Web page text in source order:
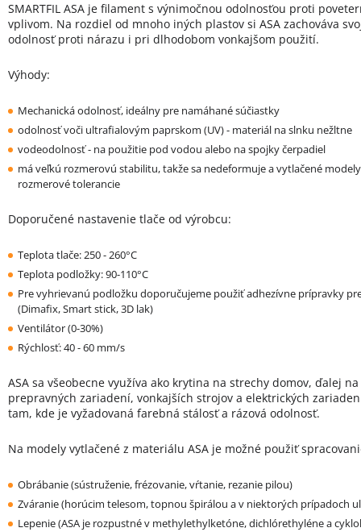
SMARTFIL ASA je filament s výnimočnou odolnosťou proti
vplivom. Na rozdiel od mnoho iných plastov si ASA zachováva
odolnosť proti nárazu i pri dlhodobom vonkajšom použití.
Výhody:
Mechanická odolnosť, ideálny pre namáhané súčiastky
odolnosť voči ultrafialovým paprskom (UV) - materiál na slnku nežltne
vodeodolnosť - na použitie pod vodou alebo na spojky čerpadiel
má veľkú rozmerovú stabilitu, takže sa nedeformuje a vytlačené
rozmerové tolerancie
Doporučené nastavenie tlače od výrobcu:
Teplota tlače: 250 - 260°C
Teplota podložky: 90-110°C
Pre vyhrievanú podložku doporučujeme použiť adhezívne prípravky
(Dimafix, Smart stick, 3D lak)
Ventilátor (0-30%)
Rýchlosť: 40 - 60 mm/s
ASA sa všeobecne využíva ako krytina na strechy domov, ďalej
prepravných zariadení, vonkajších strojov a elektrických
tam, kde je vyžadovaná farebná stálosť a rázová odolnosť.
Na modely vytlačené z materiálu ASA je možné použiť
Obrábanie (sústruženie, frézovanie, vŕtanie, rezanie pilou)
Zváranie (horúcim telesom, topnou špirálou a v niektorých prípadoch
Lepenie (ASA je rozpustné v methylethylketóne, dichlórethyléne a